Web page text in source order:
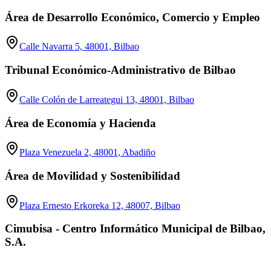
Área de Desarrollo Económico, Comercio y Empleo
Calle Navarra 5, 48001, Bilbao
Tribunal Económico-Administrativo de Bilbao
Calle Colón de Larreategui 13, 48001, Bilbao
Área de Economía y Hacienda
Plaza Venezuela 2, 48001, Abadiño
Área de Movilidad y Sostenibilidad
Plaza Ernesto Erkoreka 12, 48007, Bilbao
Cimubisa - Centro Informático Municipal de Bilbao,
S.A.